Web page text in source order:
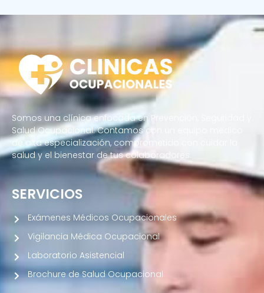
Somos una clínica enfocada en Prevención, Seguridad y
Salud Ocupacional. Contamos con un equipo médico
de alta especialización, comprometido con cuidar la
salud y el bienestar de tus colaboradores.
SERVICIOS
Exámenes Médicos Ocupacionales
Vigilancia Médica Ocupacional
Laboratorio Asistencial
Brochure de Salud Ocupacional